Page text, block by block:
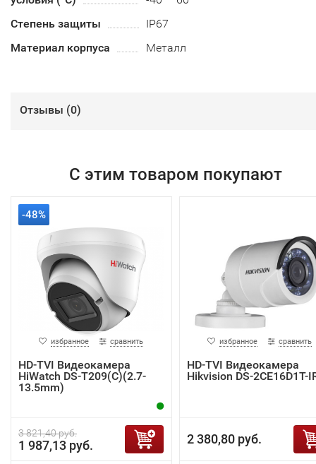
Степень защиты
IP67
Материал корпуса
Металл
Отзывы (0)
С этим товаром покупают
-48%
избранное сравнить
HD-TVI Видеокамера
HiWatch DS-T209(C)(2.7-
13.5mm)
3 821,40 руб.
1 987,13 руб.
избранное сравнить
HD-TVI Видеокамера
Hikvision DS-2CE16D1T-
2 380,80 руб.